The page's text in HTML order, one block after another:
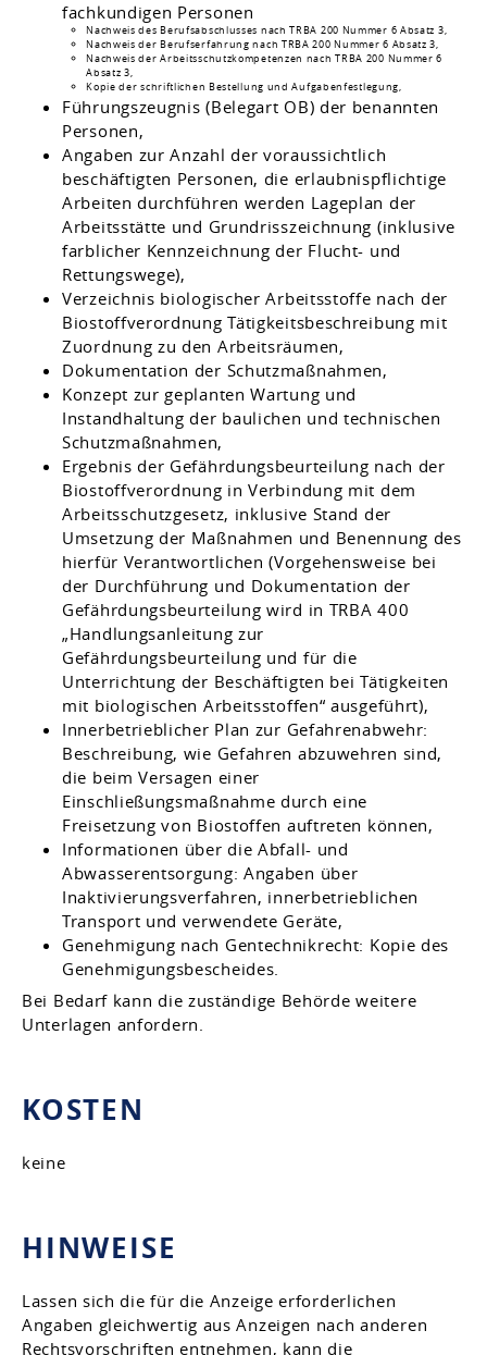
fachkundigen Personen
Nachweis des Berufsabschlusses nach TRBA 200 Nummer 6 Absatz 3,
Nachweis der Berufserfahrung nach TRBA 200 Nummer 6 Absatz 3,
Nachweis der Arbeitsschutzkompetenzen nach TRBA 200 Nummer 6
Absatz 3,
Kopie der schriftlichen Bestellung und Aufgabenfestlegung,
Führungszeugnis (Belegart OB) der benannten
Personen,
Angaben zur Anzahl der voraussichtlich
beschäftigten Personen, die erlaubnispflichtige
Arbeiten durchführen werden Lageplan der
Arbeitsstätte und Grundrisszeichnung (inklusive
farblicher Kennzeichnung der Flucht- und
Rettungswege),
Verzeichnis biologischer Arbeitsstoffe nach der
Biostoffverordnung Tätigkeitsbeschreibung mit
Zuordnung zu den Arbeitsräumen,
Dokumentation der Schutzmaßnahmen,
Konzept zur geplanten Wartung und
Instandhaltung der baulichen und technischen
Schutzmaßnahmen,
Ergebnis der Gefährdungsbeurteilung nach der
Biostoffverordnung in Verbindung mit dem
Arbeitsschutzgesetz, inklusive Stand der
Umsetzung der Maßnahmen und Benennung des
hierfür Verantwortlichen (Vorgehensweise bei
der Durchführung und Dokumentation der
Gefährdungsbeurteilung wird in TRBA 400
„Handlungsanleitung zur
Gefährdungsbeurteilung und für die
Unterrichtung der Beschäftigten bei Tätigkeiten
mit biologischen Arbeitsstoffen“ ausgeführt),
Innerbetrieblicher Plan zur Gefahrenabwehr:
Beschreibung, wie Gefahren abzuwehren sind,
die beim Versagen einer
Einschließungsmaßnahme durch eine
Freisetzung von Biostoffen auftreten können,
Informationen über die Abfall- und
Abwasserentsorgung: Angaben über
Inaktivierungsverfahren, innerbetrieblichen
Transport und verwendete Geräte,
Genehmigung nach Gentechnikrecht: Kopie des
Genehmigungsbescheides.
Bei Bedarf kann die zuständige Behörde weitere
Unterlagen anfordern.
KOSTEN
keine
HINWEISE
Lassen sich die für die Anzeige erforderlichen
Angaben gleichwertig aus Anzeigen nach anderen
Rechtsvorschriften entnehmen, kann die